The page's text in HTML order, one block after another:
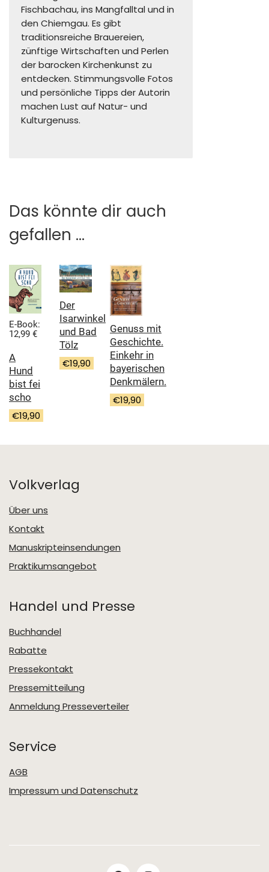
Fischbachau, ins Mangfalltal und in
den Chiemgau. Es gibt
traditionsreiche Brauereien,
zünftige Wirtschaften und Perlen
der barocken Kirchenkunst zu
entdecken. Stimmungsvolle Fotos
und persönliche Tipps der Autorin
machen Lust auf Natur- und
Kulturgenuss.
Das könnte dir auch
gefallen …
E-Book:
12,99 €
A
Hund
bist fei
scho
€19,90
Der
Isarwinkel
und Bad
Tölz
€19,90
Genuss mit
Geschichte.
Einkehr in
bayerischen
Denkmälern.
€19,90
Volkverlag
Über uns
Kontakt
Manuskripteinsendungen
Praktikumsangebot
Handel und Presse
Buchhandel
Rabatte
Pressekontakt
Pressemitteilung
Anmeldung Presseverteiler
Service
AGB
Impressum und Datenschutz